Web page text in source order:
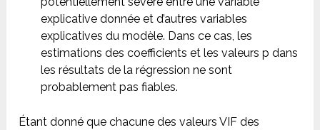
explicative donnée et d’autres variables
explicatives du modèle. Dans ce cas, les
estimations des coefficients et les valeurs p dans
les résultats de la régression ne sont
probablement pas fiables.
Étant donné que chacune des valeurs VIF des